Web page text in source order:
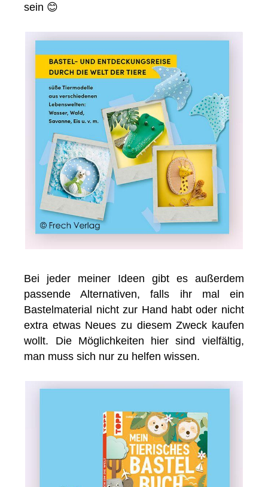
sein 😊
Bei jeder meiner Ideen gibt es außerdem
passende Alternativen, falls ihr mal ein
Bastelmaterial nicht zur Hand habt oder nicht
extra etwas Neues zu diesem Zweck kaufen
wollt. Die Möglichkeiten hier sind vielfältig,
man muss sich nur zu helfen wissen.